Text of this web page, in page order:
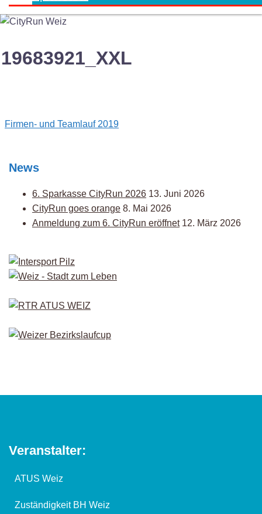
19683921_XXL
Post
Firmen- und Teamlauf 2019
News
6. Sparkasse CityRun 2026 13. Juni 2026
CityRun goes orange 8. Mai 2026
Anmeldung zum 6. CityRun eröffnet 12. März 2026
Veranstalter:
ATUS Weiz
Zuständigkeit BH Weiz